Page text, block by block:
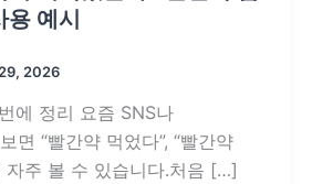
용 예시
2026
에 정리 요즘 SNS나
면 “빨간약 먹었다”, “빨간약
자주 볼 수 있습니다.처음 […]